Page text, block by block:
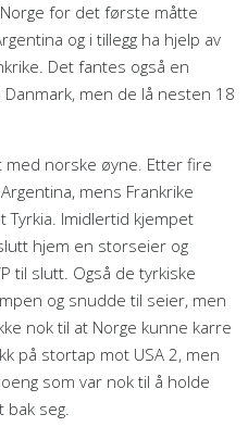
for det første måtte
og i tillegg ha hjelp av
Det fantes også en
men de lå nesten 18
norske øyne. Etter fire
mens Frankrike
Tyrkia. Imidlertid kjempet
hjem en storseier og
til slutt. Også de tyrkiske
og snudde til seier, men
nok til at Norge kunne karre
på stortap mot USA 2, men
som var nok til å holde
bak seg.